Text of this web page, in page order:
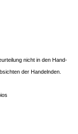
nicht in den Hand-
der Handelnden.